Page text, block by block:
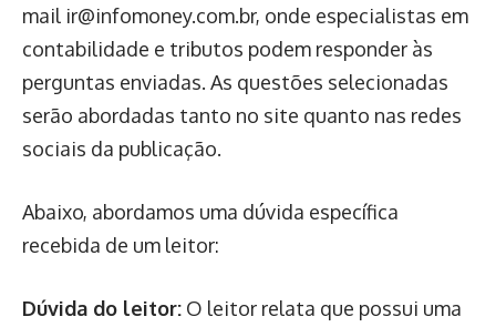
mail ir@infomoney.com.br, onde especialistas em
contabilidade e tributos podem responder às
perguntas enviadas. As questões selecionadas
serão abordadas tanto no site quanto nas redes
sociais da publicação.
Abaixo, abordamos uma dúvida específica
recebida de um leitor:
Dúvida do leitor: O leitor relata que possui uma